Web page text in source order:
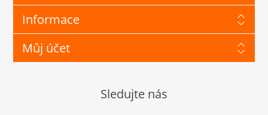
Informace
Můj účet
Sledujte nás